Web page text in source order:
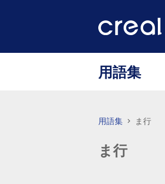
用語集
用語集 ま行
ま行